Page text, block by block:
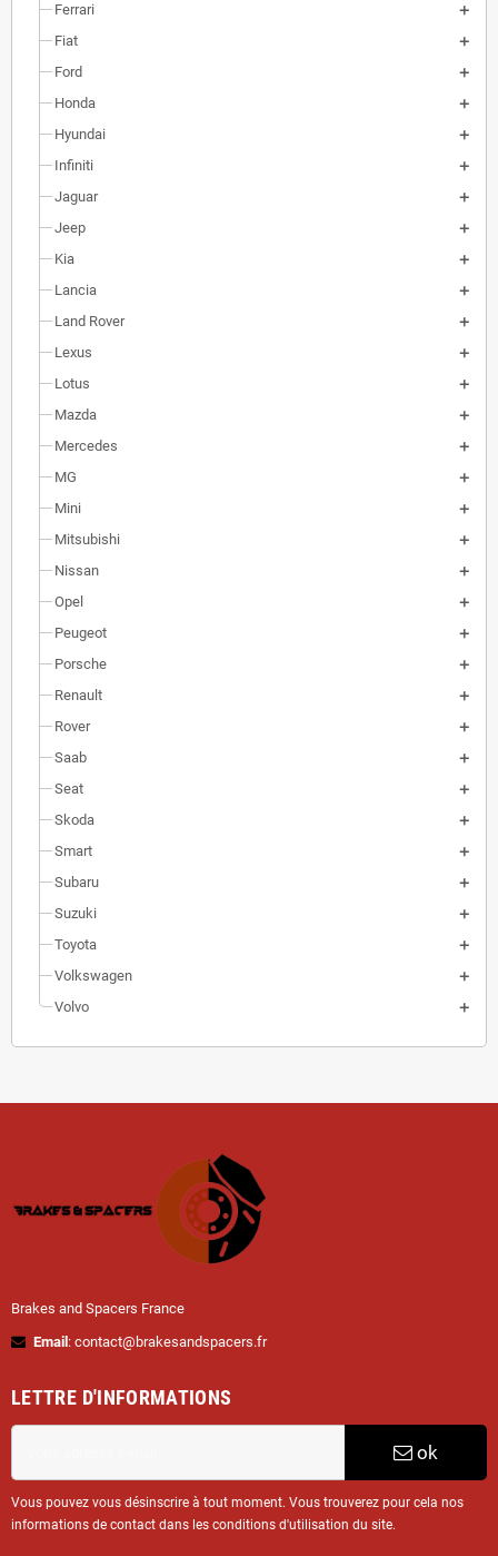
Ferrari
Fiat
Ford
Honda
Hyundai
Infiniti
Jaguar
Jeep
Kia
Lancia
Land Rover
Lexus
Lotus
Mazda
Mercedes
MG
Mini
Mitsubishi
Nissan
Opel
Peugeot
Porsche
Renault
Rover
Saab
Seat
Skoda
Smart
Subaru
Suzuki
Toyota
Volkswagen
Volvo
Brakes and Spacers France
Email : contact@brakesandspacers.fr
LETTRE D'INFORMATIONS
ok
Vous pouvez vous désinscrire à tout moment. Vous trouverez pour cela nos
informations de contact dans les conditions d'utilisation du site.